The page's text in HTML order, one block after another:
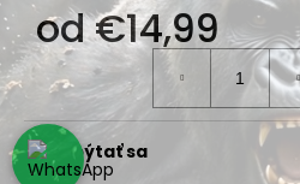
od€14,99
Jednotková
cena:
Opýtať sa